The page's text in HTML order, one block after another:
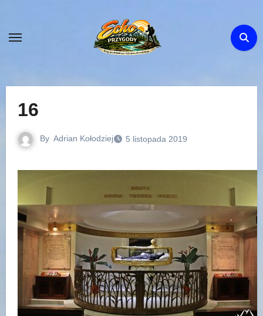
content
16
By Adrian Kołodziej 5 listopada 2019